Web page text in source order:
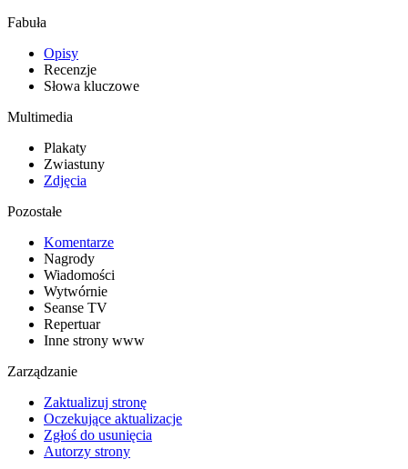
Fabuła
Opisy
Recenzje
Słowa kluczowe
Multimedia
Plakaty
Zwiastuny
Zdjęcia
Pozostałe
Komentarze
Nagrody
Wiadomości
Wytwórnie
Seanse TV
Repertuar
Inne strony www
Zarządzanie
Zaktualizuj stronę
Oczekujące aktualizacje
Zgłoś do usunięcia
Autorzy strony